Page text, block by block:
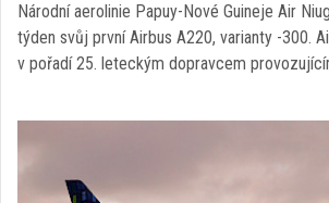
Národní aerolinie Papuy-Nové Guineje Air
týden svůj první Airbus A220, varianty -300.
v pořadí 25. leteckým dopravcem